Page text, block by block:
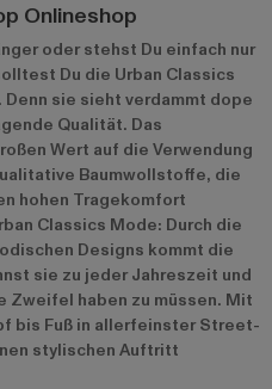
Onlineshop
oder stehst Du einfach nur
Du die Urban Classics
sie sieht verdammt dope
Qualität. Das
Wert auf die Verwendung
Baumwollstoffe, die
hohen Tragekomfort
Classics Mode: Durch die
Designs kommt die
sie zu jeder Jahreszeit und
Zweifel haben zu müssen. Mit
bis Fuß in allerfeinster Street-
stylischen Auftritt